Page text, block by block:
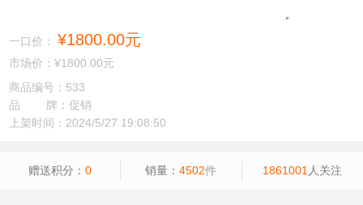
一口价： ¥1800.00元
市场价：¥1800.00元
商品编号：533
品 牌：促销
上架时间：2024/5/27 19:08:50
赠送积分：0 销量：4502件 1861001 人关注